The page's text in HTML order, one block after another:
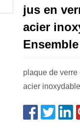
jus en
acier
plaque de
acier